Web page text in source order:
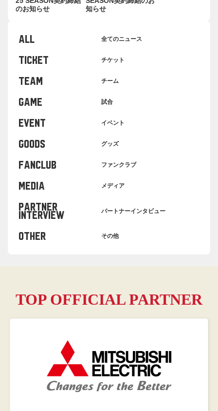
のお知らせ
知らせ
ALL 全てのニュース
TICKET チケット
TEAM チーム
GAME 試合
EVENT イベント
GOODS グッズ
FANCLUB ファンクラブ
MEDIA メディア
PARTNER
INTERVIEW パートナーインタビュー
OTHER その他
TOP OFFICIAL PARTNER